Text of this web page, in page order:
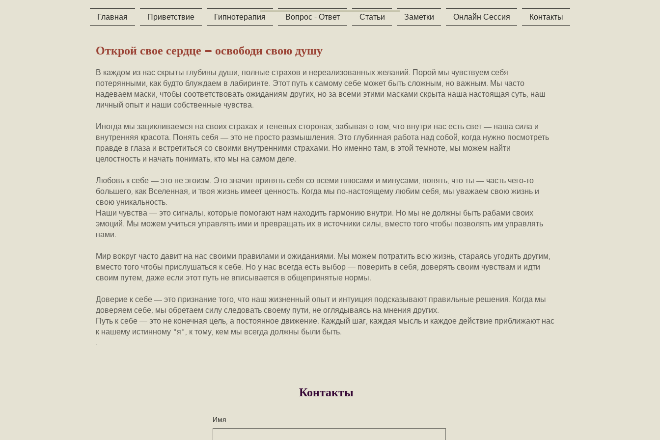
Главная Приветствие Гипнотерапия Вопрос - Ответ Статьи Заметки Онлайн Сессия Контакты
Открой свое сердце - освободи свою душу
В каждом из нас скрыты глубины души, полные страхов и нереализованных желаний. Порой мы чувствуем себя
потерянными, как будто блуждаем в лабиринте. Этот путь к самому себе может быть сложным, но важным. Мы часто
надеваем маски, чтобы соответствовать ожиданиям других, но за всеми этими масками скрыта наша настоящая суть, наш
личный опыт и наши собственные чувства.
Иногда мы зацикливаемся на своих страхах и теневых сторонах, забывая о том, что внутри нас есть свет — наша сила и
внутренняя красота. Понять себя — это не просто размышления. Это глубинная работа над собой, когда нужно посмотреть
правде в глаза и встретиться со своими внутренними страхами. Но именно там, в этой темноте, мы можем найти
целостность и начать понимать, кто мы на самом деле.
Любовь к себе — это не эгоизм. Это значит принять себя со всеми плюсами и минусами, понять, что ты — часть чего-то
большего, как Вселенная, и твоя жизнь имеет ценность. Когда мы по-настоящему любим себя, мы уважаем свою жизнь и
свою уникальность.
Наши чувства — это сигналы, которые помогают нам находить гармонию внутри. Но мы не должны быть рабами своих
эмоций. Мы можем учиться управлять ими и превращать их в источники силы, вместо того чтобы позволять им управлять
нами.
Мир вокруг часто давит на нас своими правилами и ожиданиями. Мы можем потратить всю жизнь, стараясь угодить другим,
вместо того чтобы прислушаться к себе. Но у нас всегда есть выбор — поверить в себя, доверять своим чувствам и идти
своим путем, даже если этот путь не вписывается в общепринятые нормы.
Доверие к себе — это признание того, что наш жизненный опыт и интуиция подсказывают правильные решения. Когда мы
доверяем себе, мы обретаем силу следовать своему пути, не оглядываясь на мнения других.
Путь к себе — это не конечная цель, а постоянное движение. Каждый шаг, каждая мысль и каждое действие приближают нас
к нашему истинному "я", к тому, кем мы всегда должны были быть.
.
Контакты
Имя